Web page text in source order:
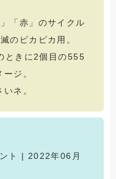
「赤」のサイクル
のピカピカ用。
ときに2個目の555
ジ。
ネ。
ト | 2022年06月